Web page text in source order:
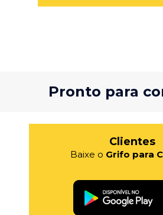
Pronto para
Clientes
Baixe o Grifo para